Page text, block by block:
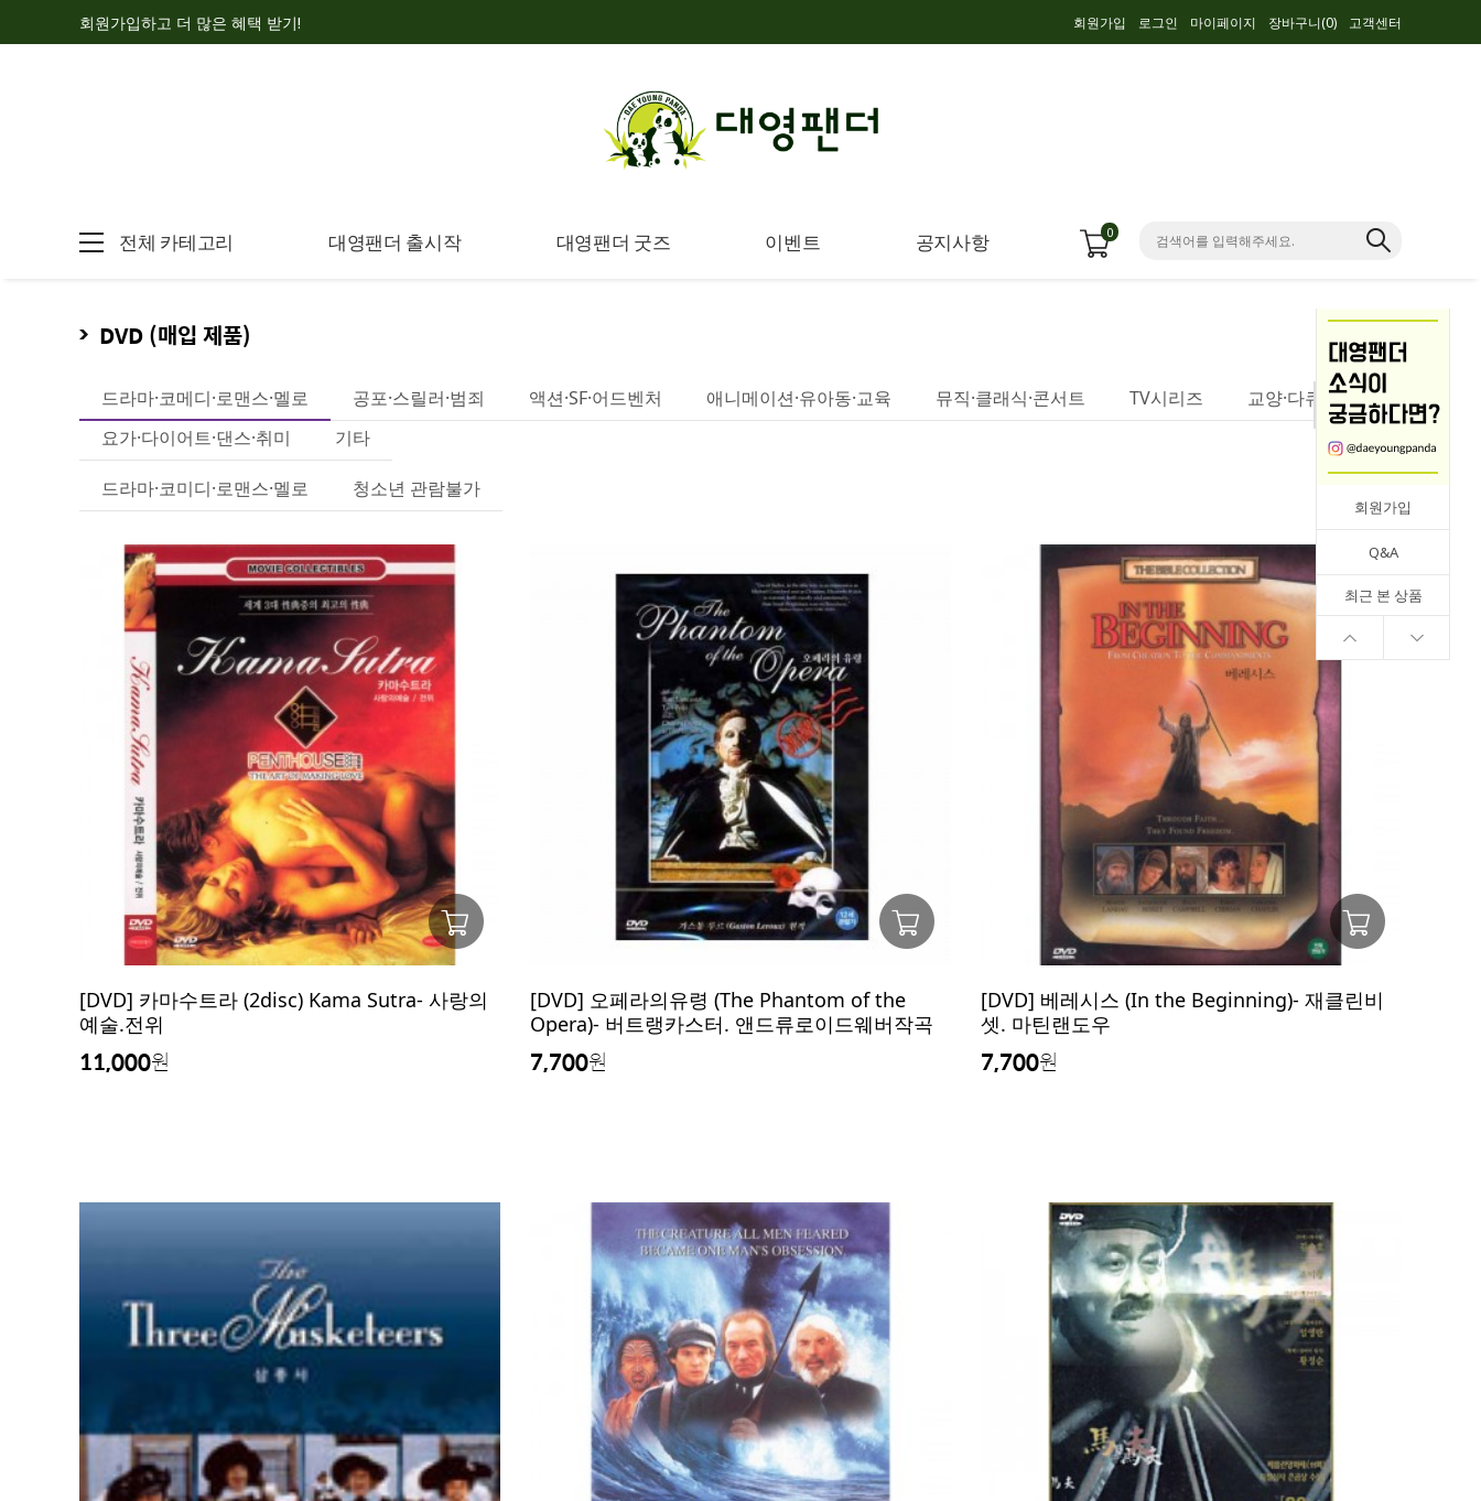
회원가입하고 더 많은 혜택 받기! 회원가입 로그인 마이페이지 장바구니(0) 고객센터
전체 카테고리 대영팬더 출시작 대영팬더 굿즈 이벤트 공지사항 0
회원가입
Q&A
최근 본 상품
DVD (매입 제품)
드라마·코메디·로맨스·멜로 공포·스릴러·범죄 액션·SF·어드벤처 애니메이션·유아동·교육 뮤직·클래식·콘서트 TV시리즈
교양·다큐멘터리
요가·다이어트·댄스·취미
기타
드라마·코미디·로맨스·멜로 청소년 관람불가
[DVD] 카마수트라 (2disc) Kama Sutra- 사랑의
예술.전위
11,000원
[DVD] 오페라의유령 (The Phantom of the
Opera)- 버트랭카스터. 앤드류로이드웨버작곡
7,700원
[DVD] 베레시스 (In the Beginning)- 재클린비
셋. 마틴랜도우
7,700원